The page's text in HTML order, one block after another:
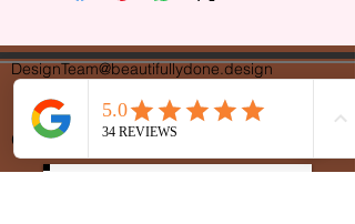
DesignTeam@beautifullydone.design
Equipo de diseño (479) 326-7768
Oficina
(479) 270-7870